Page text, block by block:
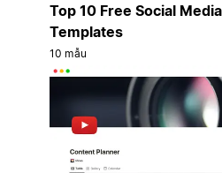
Top 10 Free Social
Templates
10 mẫu